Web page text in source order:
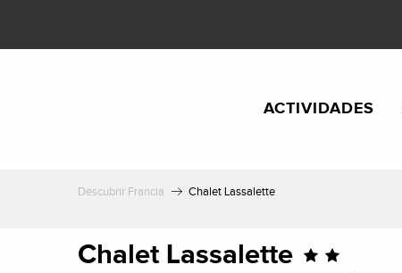
contenu
ACTIVIDADES
Descubrir Francia Chalet Lassalette
Chalet Lassalette